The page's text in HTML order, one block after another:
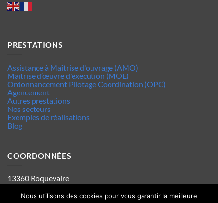
PRESTATIONS
Assistance à Maîtrise d'ouvrage (AMO)
Maîtrise d’œuvre d'exécution (MOE)
Ordonnancement Pilotage Coordination (OPC)
Agencement
Autres prestations
Nos secteurs
Exemples de réalisations
Blog
COORDONNÉES
13360 Roquevaire
Tel : 06.63.70.62.44
Mentions legales
Nous utilisons des cookies pour vous garantir la meilleure